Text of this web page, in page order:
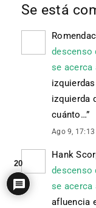
Se está
descenso
se acerca
izquierda
cuánto…”
Ago 9, 17:13
Hank
descenso
se acerca
afluencia
20